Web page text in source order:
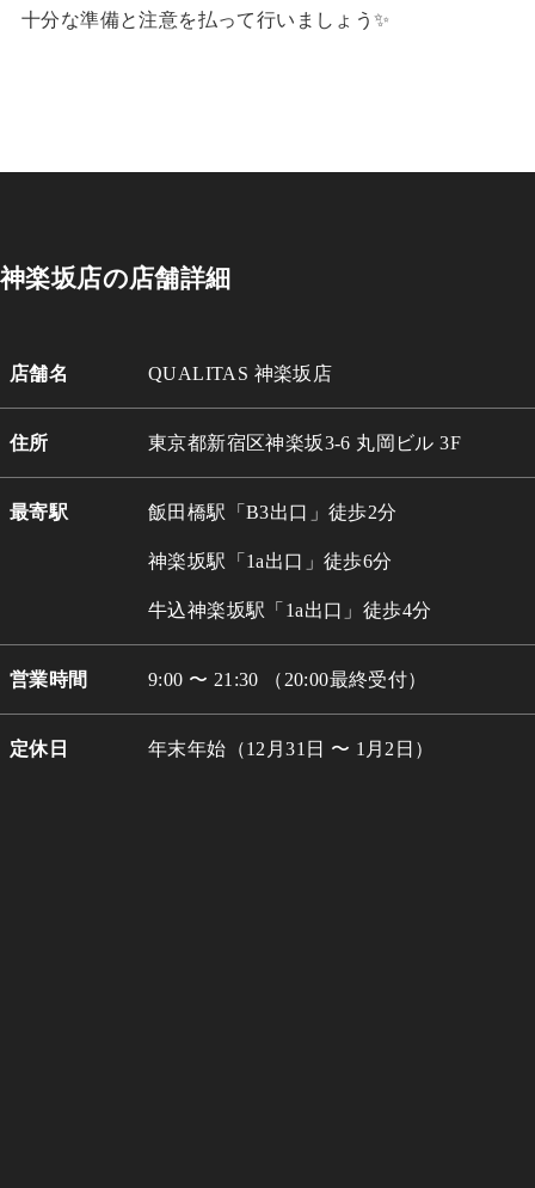
十分な準備と注意を払って行いましょう✨
神楽坂店の店舗詳細
店舗名 QUALITAS 神楽坂店
住所 東京都新宿区神楽坂3-6 丸岡ビル 3F
最寄駅 飯田橋駅「B3出口」徒歩2分
神楽坂駅「1a出口」徒歩6分
牛込神楽坂駅「1a出口」徒歩4分
営業時間 9:00 〜 21:30 （20:00最終受付）
定休日 年末年始（12月31日 〜 1月2日）